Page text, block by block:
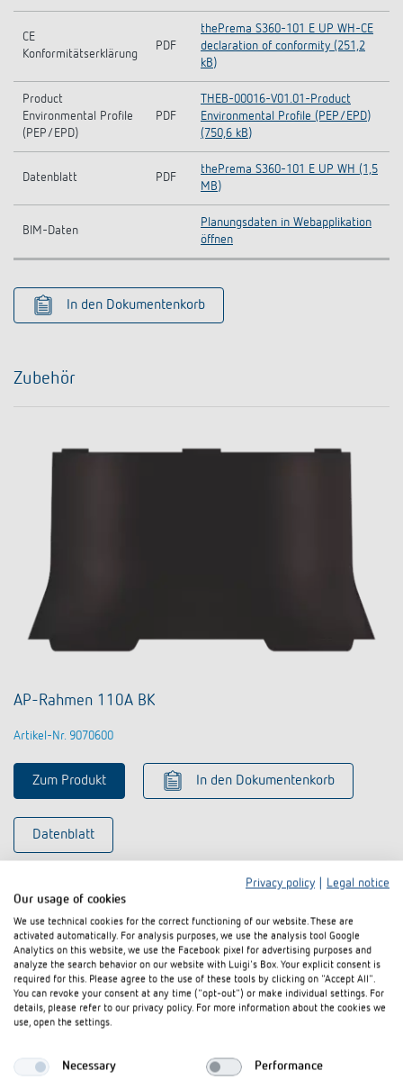
CE
Konformitätserklärung
PDF
thePrema S360-101 E UP WH-CE
declaration of conformity (251,2
kB)
Product
Environmental Profile
(PEP/EPD)
PDF
THEB-00016-V01.01-Product
Environmental Profile (PEP/EPD)
(750,6 kB)
Datenblatt PDF
thePrema S360-101 E UP WH (1,5
MB)
BIM-Daten
Planungsdaten in Webapplikation
öffnen
In den Dokumentenkorb
Zubehör
AP-Rahmen 110A BK
Artikel-Nr. 9070600
Zum Produkt In den Dokumentenkorb
Datenblatt
Privacy policy
Legal notice
Our usage of cookies
We use technical cookies for the correct functioning of our website. These are
activated automatically. For analysis purposes, we use the analysis tool Google
Analytics on this website, we use the Facebook pixel for advertising purposes and
analyze the search behavior on our website with Luigi's Box. Your explicit consent is
required for this. Please agree to the use of these tools by clicking on "Accept All".
You can revoke your consent at any time ("opt-out") or make individual settings. For
details, please refer to our privacy policy. For more information about the cookies we
use, open the settings.
Necessary Performance